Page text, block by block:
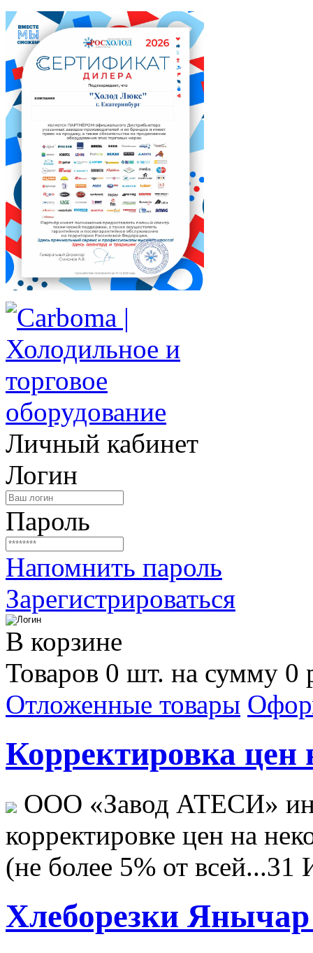
Личный кабинет
Логин
Пароль
Напомнить пароль
Зарегистрироваться
В корзине
Товаров 0 шт. на сумму 0
Отложенные товары
Корректировка цен
ООО «Завод АТЕСИ»
корректировке цен на
(не более 5% от всей...31
Хлеборезки Янычар